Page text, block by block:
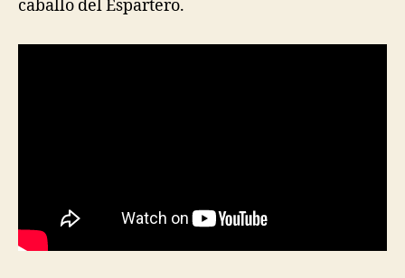
caballo del Espartero.